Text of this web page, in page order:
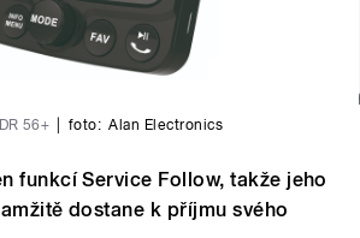
56+ foto: Alan Electronics
funkcí Service Follow, takže jeho
dostane k příjmu svého